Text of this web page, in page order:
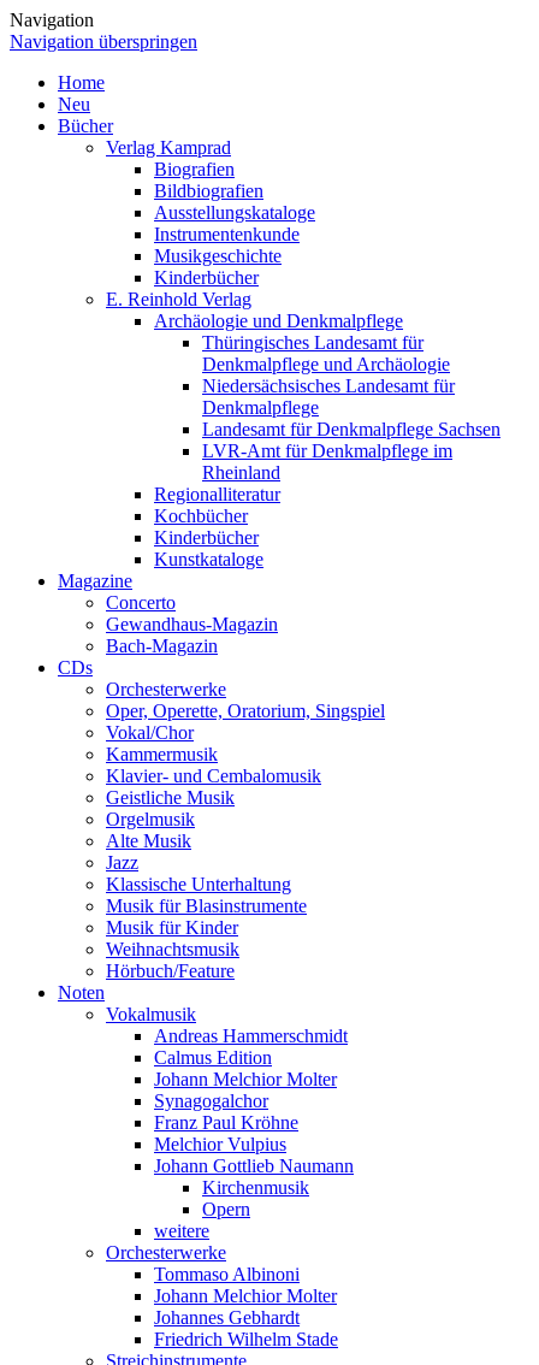
Navigation
Navigation überspringen
Home
Neu
Bücher
Verlag Kamprad
Biografien
Bildbiografien
Ausstellungskataloge
Instrumentenkunde
Musikgeschichte
Kinderbücher
E. Reinhold Verlag
Archäologie und Denkmalpflege
Thüringisches Landesamt für
Denkmalpflege und Archäologie
Niedersächsisches Landesamt für
Denkmalpflege
Landesamt für Denkmalpflege Sachsen
LVR-Amt für Denkmalpflege im
Rheinland
Regionalliteratur
Kochbücher
Kinderbücher
Kunstkataloge
Magazine
Concerto
Gewandhaus-Magazin
Bach-Magazin
CDs
Orchesterwerke
Oper, Operette, Oratorium, Singspiel
Vokal/Chor
Kammermusik
Klavier- und Cembalomusik
Geistliche Musik
Orgelmusik
Alte Musik
Jazz
Klassische Unterhaltung
Musik für Blasinstrumente
Musik für Kinder
Weihnachtsmusik
Hörbuch/Feature
Noten
Vokalmusik
Andreas Hammerschmidt
Calmus Edition
Johann Melchior Molter
Synagogalchor
Franz Paul Kröhne
Melchior Vulpius
Johann Gottlieb Naumann
Kirchenmusik
Opern
weitere
Orchesterwerke
Tommaso Albinoni
Johann Melchior Molter
Johannes Gebhardt
Friedrich Wilhelm Stade
Streichinstrumente